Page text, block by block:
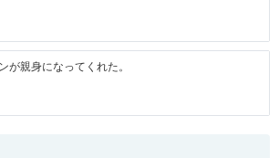
が親身になってくれた。